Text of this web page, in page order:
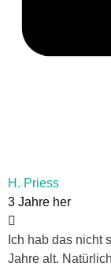
H. Priess
3 Jahre her
Ich hab das nicht
Jahre alt.